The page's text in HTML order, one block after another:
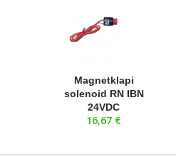
Magnetklapi
solenoid RN IBN
24VDC
16,67 €